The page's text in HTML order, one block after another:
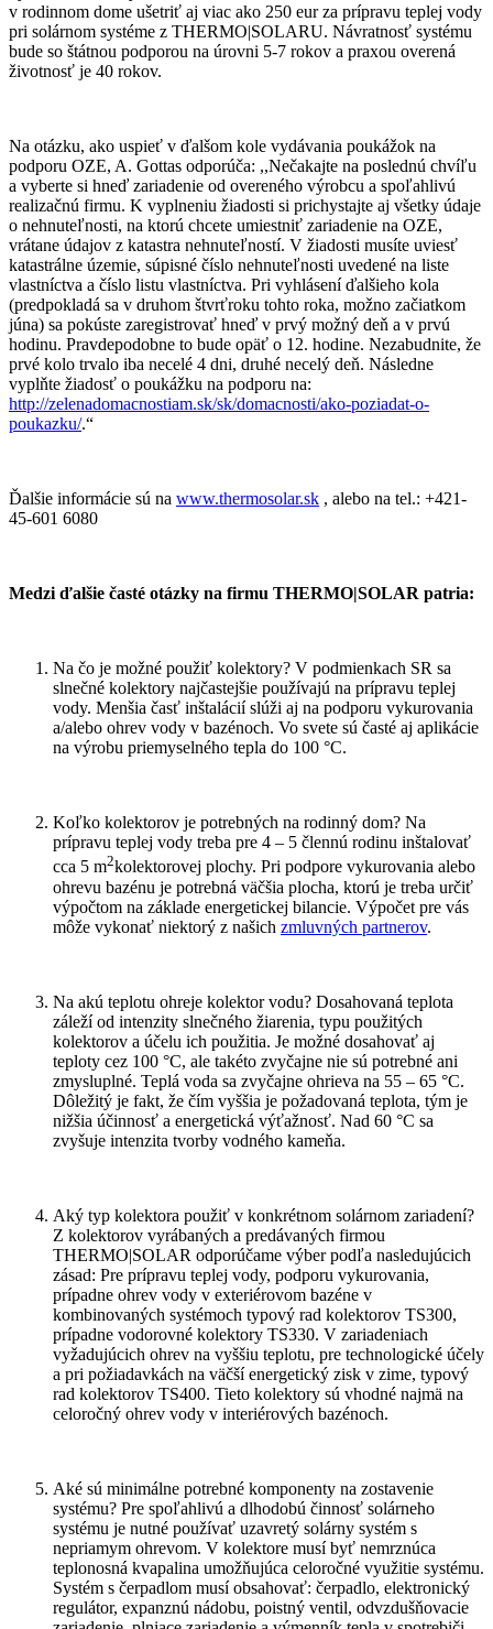
v rodinnom dome ušetriť aj viac ako 250 eur za prípravu teplej vody
pri solárnom systéme z THERMO|SOLARU. Návratnosť systému
bude so štátnou podporou na úrovni 5-7 rokov a praxou overená
životnosť je 40 rokov.
Na otázku, ako uspieť v ďalšom kole vydávania poukážok na
podporu OZE, A. Gottas odporúča: ,,Nečakajte na poslednú chvíľu
a vyberte si hneď zariadenie od overeného výrobcu a spoľahlivú
realizačnú firmu. K vyplneniu žiadosti si prichystajte aj všetky údaje
o nehnuteľnosti, na ktorú chcete umiestniť zariadenie na OZE,
vrátane údajov z katastra nehnuteľností. V žiadosti musíte uviesť
katastrálne územie, súpisné číslo nehnuteľnosti uvedené na liste
vlastníctva a číslo listu vlastníctva. Pri vyhlásení ďalšieho kola
(predpokladá sa v druhom štvrťroku tohto roka, možno začiatkom
júna) sa pokúste zaregistrovať hneď v prvý možný deň a v prvú
hodinu. Pravdepodobne to bude opäť o 12. hodine. Nezabudnite, že
prvé kolo trvalo iba necelé 4 dni, druhé necelý deň. Následne
vyplňte žiadosť o poukážku na podporu na:
http://zelenadomacnostiam.sk/sk/domacnosti/ako-poziadat-o-
poukazku/.“
Ďalšie informácie sú na www.thermosolar.sk , alebo na tel.: +421-
45-601 6080
Medzi ďalšie časté otázky na firmu THERMO|SOLAR patria:
Na čo je možné použiť kolektory? V podmienkach SR sa
slnečné kolektory najčastejšie používajú na prípravu teplej
vody. Menšia časť inštalácií slúži aj na podporu vykurovania
a/alebo ohrev vody v bazénoch. Vo svete sú časté aj aplikácie
na výrobu priemyselného tepla do 100 °C.
Koľko kolektorov je potrebných na rodinný dom? Na
prípravu teplej vody treba pre 4 – 5 člennú rodinu inštalovať
cca 5 m2kolektorovej plochy. Pri podpore vykurovania alebo
ohrevu bazénu je potrebná väčšia plocha, ktorú je treba určiť
výpočtom na základe energetickej bilancie. Výpočet pre vás
môže vykonať niektorý z našich zmluvných partnerov.
Na akú teplotu ohreje kolektor vodu? Dosahovaná teplota
záleží od intenzity slnečného žiarenia, typu použitých
kolektorov a účelu ich použitia. Je možné dosahovať aj
teploty cez 100 °C, ale takéto zvyčajne nie sú potrebné ani
zmysluplné. Teplá voda sa zvyčajne ohrieva na 55 – 65 °C.
Dôležitý je fakt, že čím vyššia je požadovaná teplota, tým je
nižšia účinnosť a energetická výťažnosť. Nad 60 °C sa
zvyšuje intenzita tvorby vodného kameňa.
Aký typ kolektora použiť v konkrétnom solárnom zariadení?
Z kolektorov vyrábaných a predávaných firmou
THERMO|SOLAR odporúčame výber podľa nasledujúcich
zásad: Pre prípravu teplej vody, podporu vykurovania,
prípadne ohrev vody v exteriérovom bazéne v
kombinovaných systémoch typový rad kolektorov TS300,
prípadne vodorovné kolektory TS330. V zariadeniach
vyžadujúcich ohrev na vyššiu teplotu, pre technologické účely
a pri požiadavkách na väčší energetický zisk v zime, typový
rad kolektorov TS400. Tieto kolektory sú vhodné najmä na
celoročný ohrev vody v interiérových bazénoch.
Aké sú minimálne potrebné komponenty na zostavenie
systému? Pre spoľahlivú a dlhodobú činnosť solárneho
systému je nutné používať uzavretý solárny systém s
nepriamym ohrevom. V kolektore musí byť nemrznúca
teplonosná kvapalina umožňujúca celoročné využitie systému.
Systém s čerpadlom musí obsahovať: čerpadlo, elektronický
regulátor, expanznú nádobu, poistný ventil, odvzdušňovacie